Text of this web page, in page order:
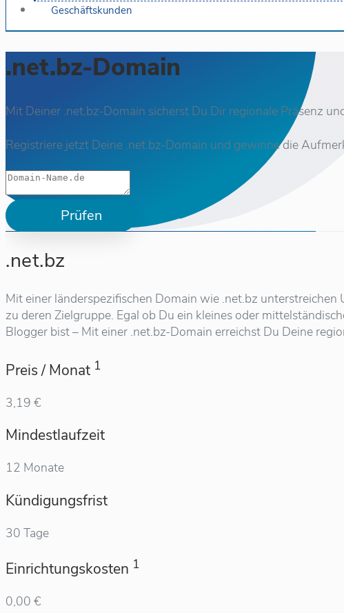
Geschäftskunden
.net.bz-Domain
Mit Deiner .net.bz-Domain sicherst Du Dir regionale Präsenz
Registriere jetzt Deine .net.bz-Domain und gewinne die
Prüfen
.net.bz
Mit einer länderspezifischen Domain wie .net.bz
zu deren Zielgruppe. Egal ob Du ein kleines oder
Blogger bist – Mit einer .net.bz-Domain erreichst Du Deine
Preis / Monat 1
3,19 €
Mindestlaufzeit
12 Monate
Kündigungsfrist
30 Tage
Einrichtungskosten 1
0,00 €